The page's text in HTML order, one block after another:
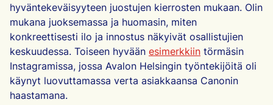
hyväntekeväisyyteen juostujen kierrosten mukaan. Olin
mukana juoksemassa ja huomasin, miten
konkreettisesti ilo ja innostus näkyivät osallistujien
keskuudessa. Toiseen hyvään esimerkkiin törmäsin
Instagramissa, jossa Avalon Helsingin työntekijöitä oli
käynyt luovuttamassa verta asiakkaansa Canonin
haastamana.